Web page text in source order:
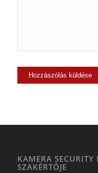
KAMERA SECURITY
SZAKÉRTŐJE